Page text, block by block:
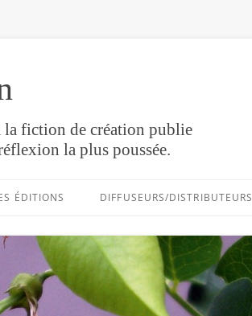
la fiction de création publie
la plus poussée.
au
ÉDITIONS DIFFUSEURS/DISTRIBUTEURS